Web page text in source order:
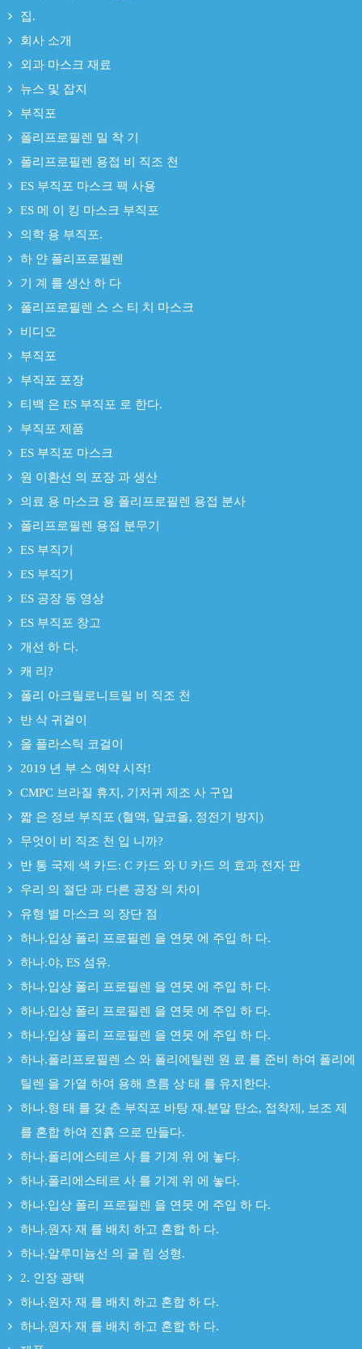
집.
회사 소개
외과 마스크 재료
뉴스 및 잡지
부직포
폴리프로필렌 밀 착 기
폴리프로필렌 용접 비 직조 천
ES 부직포 마스크 팩 사용
ES 메 이 킹 마스크 부직포
의학 용 부직포.
하 얀 폴리프로필렌
기 계 를 생산 하 다
폴리프로필렌 스 스 티 치 마스크
비디오
부직포
부직포 포장
티백 은 ES 부직포 로 한다.
부직포 제품
ES 부직포 마스크
원 이환선 의 포장 과 생산
의료 용 마스크 용 폴리프로필렌 용접 분사
폴리프로필렌 용접 분무기
ES 부직기
ES 부직기
ES 공장 동 영상
ES 부직포 창고
개선 하 다.
캐 리?
폴리 아크릴로니트릴 비 직조 천
반 삭 귀걸이
올 플라스틱 코걸이
2019 년 부 스 예약 시작!
CMPC 브라질 휴지, 기저귀 제조 사 구입
짧 은 정보 부직포 (혈액, 알코올, 정전기 방지)
무엇이 비 직조 천 입 니까?
반 통 국제 색 카드: C 카드 와 U 카드 의 효과 전자 판
우리 의 절단 과 다른 공장 의 차이
유형 별 마스크 의 장단 점
하나.입상 폴리 프로필렌 을 연못 에 주입 하 다.
하나.야, ES 섬유.
하나.입상 폴리 프로필렌 을 연못 에 주입 하 다.
하나.입상 폴리 프로필렌 을 연못 에 주입 하 다.
하나.입상 폴리 프로필렌 을 연못 에 주입 하 다.
하나.폴리프로필렌 스 와 폴리에틸렌 원 료 를 준비 하여 폴리에
틸렌 을 가열 하여 용해 흐름 상 태 를 유지한다.
하나.형 태 를 갖 춘 부직포 바탕 재.분말 탄소, 접착제, 보조 제
를 혼합 하여 진흙 으로 만들다.
하나.폴리에스테르 사 를 기계 위 에 놓다.
하나.폴리에스테르 사 를 기계 위 에 놓다.
하나.입상 폴리 프로필렌 을 연못 에 주입 하 다.
하나.원자 재 를 배치 하고 혼합 하 다.
하나.알루미늄선 의 굴 림 성형.
2. 인장 광택
하나.원자 재 를 배치 하고 혼합 하 다.
하나.원자 재 를 배치 하고 혼합 하 다.